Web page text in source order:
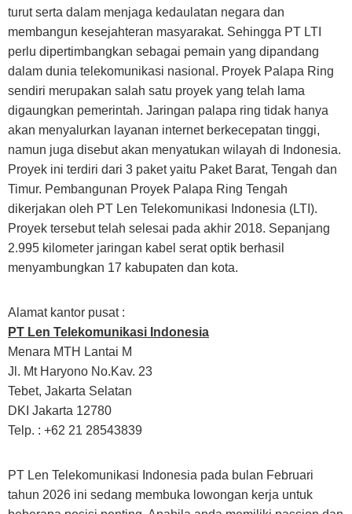
turut serta dalam menjaga kedaulatan negara dan
membangun kesejahteran masyarakat. Sehingga PT LTI
perlu dipertimbangkan sebagai pemain yang dipandang
dalam dunia telekomunikasi nasional. Proyek Palapa Ring
sendiri merupakan salah satu proyek yang telah lama
digaungkan pemerintah. Jaringan palapa ring tidak hanya
akan menyalurkan layanan internet berkecepatan tinggi,
namun juga disebut akan menyatukan wilayah di Indonesia.
Proyek ini terdiri dari 3 paket yaitu Paket Barat, Tengah dan
Timur. Pembangunan Proyek Palapa Ring Tengah
dikerjakan oleh PT Len Telekomunikasi Indonesia (LTI).
Proyek tersebut telah selesai pada akhir 2018. Sepanjang
2.995 kilometer jaringan kabel serat optik berhasil
menyambungkan 17 kabupaten dan kota.
Alamat kantor pusat :
PT Len Telekomunikasi Indonesia
Menara MTH Lantai M
Jl. Mt Haryono No.Kav. 23
Tebet, Jakarta Selatan
DKI Jakarta 12780
Telp. : +62 21 28543839
PT Len Telekomunikasi Indonesia pada bulan Februari
tahun 2026 ini sedang membuka lowongan kerja untuk